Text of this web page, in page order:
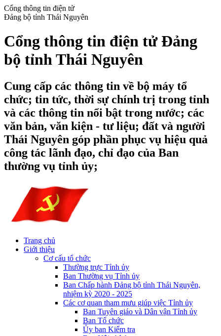
Cổng thông tin điện tử
Đảng bộ tỉnh Thái Nguyên
Cổng thông tin điện tử Đảng
bộ tỉnh Thái Nguyên
Cung cấp các thông tin về bộ máy tổ
chức; tin tức, thời sự chính trị trong tỉnh
và các thông tin nổi bật trong nước; các
văn bản, văn kiện - tư liệu; đất và người
Thái Nguyên góp phần phục vụ hiệu quả
công tác lãnh đạo, chỉ đạo của Ban
thường vụ tỉnh ủy;
Trang chủ
Giới thiệu
Cơ cấu tổ chức
Thường trực Tỉnh ủy
Ban Thường vụ Tỉnh ủy
Ban Chấp hành Đảng bộ tỉnh Thái Nguyên,
nhiệm kỳ 2020 - 2025
Các cơ quan tham mưu giúp việc Tỉnh ủy
Ban Tuyên giáo và Dân vận Tỉnh ủy
Ban Tổ chức
Ủy ban Kiểm tra